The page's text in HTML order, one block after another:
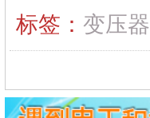
标签： 变压器